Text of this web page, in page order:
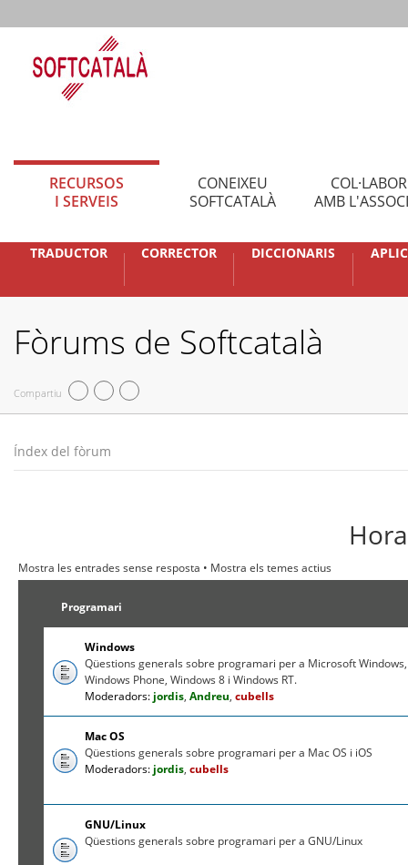
RECURSOS
I SERVEIS
CONEIXEU
SOFTCATALÀ
AMB
TRADUCTOR CORRECTOR DICCIONARIS
Fòrums de Softcatalà
Compartiu
Índex del fòrum
Mostra les entrades sense resposta • Mostra els temes actius
Programari
Windows
Qüestions generals sobre programari per a Microsoft Windows,
Windows Phone, Windows 8 i Windows RT.
Moderadors: jordis,Andreu,cubells
Mac OS
Qüestions generals sobre programari per a Mac OS i iOS
Moderadors: jordis,cubells
GNU/Linux
Qüestions generals sobre programari per a GNU/Linux